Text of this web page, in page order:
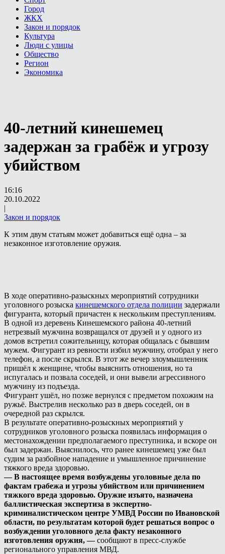
Город
ЖКХ
Закон и порядок
Культура
Люди с улицы
Общество
Регион
Экономика
40-летний кинешемец
задержан за грабёж и угрозу
убийством
16:16
20.10.2022
|
Закон и порядок
К этим двум статьям может добавиться ещё одна – за
незаконное изготовление оружия.
В ходе оперативно-разыскных мероприятий сотрудники
уголовного розыска кинешемского отдела полиции задержали
фигуранта, который причастен к нескольким преступлениям.
В одной из деревень Кинешемского района 40-летний
нетрезвый мужчина возвращался от друзей и у одного из
домов встретил сожительницу, которая общалась с бывшим
мужем. Фигурант из ревности избил мужчину, отобрал у него
телефон, а после скрылся. В этот же вечер злоумышленник
пришёл к женщине, чтобы выяснить отношения, но та
испугалась и позвала соседей, и они вывели агрессивного
мужчину из подъезда.
Фигурант ушёл, но позже вернулся с предметом похожим на
ружьё. Выстрелив несколько раз в дверь соседей, он в
очередной раз скрылся.
В результате оперативно-розыскных мероприятий у
сотрудников уголовного розыска появилась информация о
местонахождении предполагаемого преступника, и вскоре он
был задержан. Выяснилось, что ранее кинешемец уже был
судим за разбойное нападение и умышленное причинение
тяжкого вреда здоровью.
— В настоящее время возбуждены уголовные дела по
фактам грабежа и угрозы убийством или причинением
тяжкого вреда здоровью. Оружие изъято, назначена
баллистическая экспертиза в экспертно-
криминалистическом центре УМВД России по Ивановской
области, по результатам которой будет решаться вопрос о
возбуждении уголовного дела факту незаконного
изготовления оружия, —сообщают в пресс-службе
регионального управления МВД.